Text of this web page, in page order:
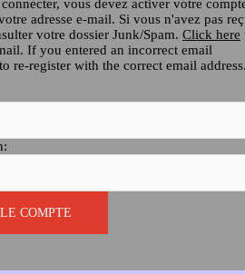
vous devez activer votre
adresse e-mail. Si vous n'avez pas
votre dossier Junk/Spam. Click here
If you entered an incorrect email
re-register with the correct email